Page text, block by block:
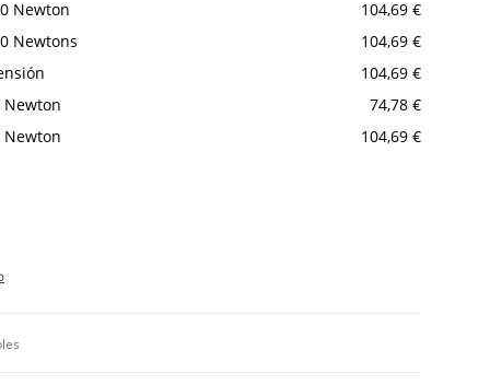
Newton
104,69 €
Newtons
104,69 €
104,69 €
Newton
74,78 €
Newton
104,69 €